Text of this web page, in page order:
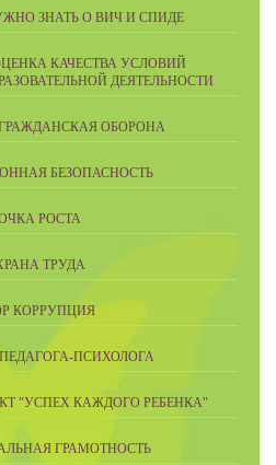
ЗНАТЬ О ВИЧ И СПИДЕ
КАЧЕСТВА УСЛОВИЙ
ДЕЯТЕЛЬНОСТИ
ОБОРОНА
БЕЗОПАСНОСТЬ
РОСТА
ТРУДА
КОРРУПЦИЯ
ПСИХОЛОГА
"УСПЕХ КАЖДОГО РЕБЕНКА"
ГРАМОТНОСТЬ